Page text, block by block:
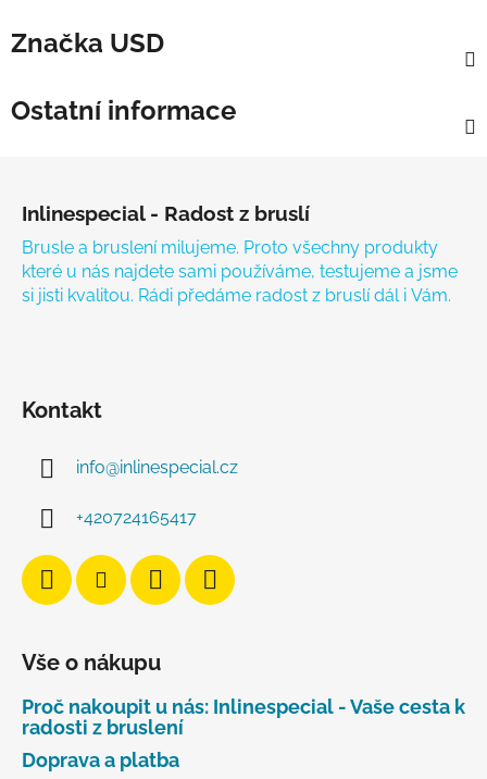
Značka USD
Ostatní informace
Inlinespecial - Radost z bruslí
Brusle a bruslení milujeme. Proto všechny produkty
které u nás najdete sami používáme, testujeme a jsme
si jisti kvalitou. Rádi předáme radost z bruslí dál i Vám.
Kontakt
info@inlinespecial.cz
+420724165417
Vše o nákupu
Proč nakoupit u nás: Inlinespecial - Vaše cesta k
radosti z bruslení
Doprava a platba